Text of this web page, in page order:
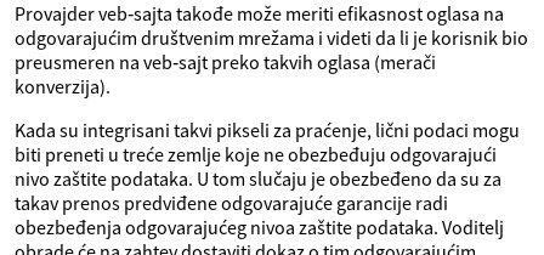
Provajder veb‑sajta takođe može meriti efikasnost oglasa na
odgovarajućim društvenim mrežama i videti da li je korisnik bio
preusmeren na veb‑sajt preko takvih oglasa (merači
konverzija).
Kada su integrisani takvi pikseli za praćenje, lični podaci mogu
biti preneti u treće zemlje koje ne obezbeđuju odgovarajući
nivo zaštite podataka. U tom slučaju je obezbeđeno da su za
takav prenos predviđene odgovarajuće garancije radi
obezbeđenja odgovarajućeg nivoa zaštite podataka. Voditelj